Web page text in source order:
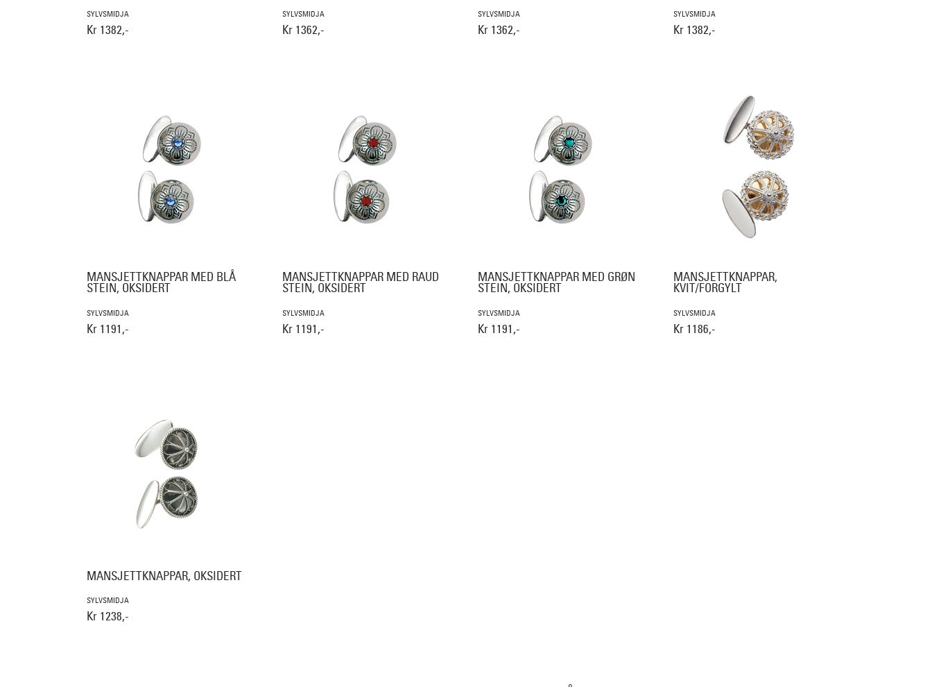
SYLVSMIDJA
Kr 1382,-
SYLVSMIDJA
Kr 1362,-
SYLVSMIDJA
Kr 1362,-
SYLVSMIDJA
Kr 1382,-
MANSJETTKNAPPAR MED BLÅ
STEIN, OKSIDERT
SYLVSMIDJA
Kr 1191,-
MANSJETTKNAPPAR MED RAUD
STEIN, OKSIDERT
SYLVSMIDJA
Kr 1191,-
MANSJETTKNAPPAR MED GRØN
STEIN, OKSIDERT
SYLVSMIDJA
Kr 1191,-
MANSJETTKNAPPAR,
KVIT/FORGYLT
SYLVSMIDJA
Kr 1186,-
MANSJETTKNAPPAR, OKSIDERT
SYLVSMIDJA
Kr 1238,-